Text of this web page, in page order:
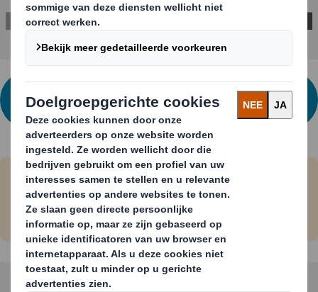
IK WIL MEER WETEN OVER AMERIKAANSE
VOUWDOZEN
Bereken hier uw eigen doos op maat